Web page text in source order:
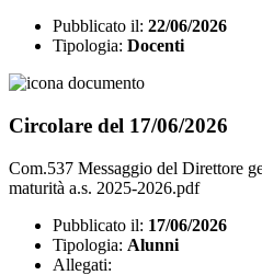
Pubblicato il: 22/06/2026
Tipologia: Docenti
Circolare del 17/06/2026
Com.537 Messaggio del Direttore
maturità a.s. 2025-2026.pdf
Pubblicato il: 17/06/2026
Tipologia: Alunni
Allegati: